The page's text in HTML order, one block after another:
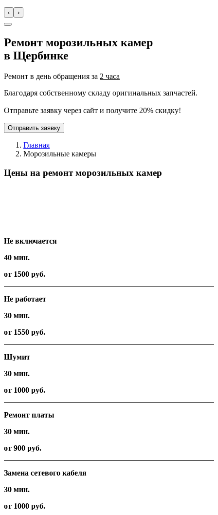
‹ ›
Ремонт морозильных камер
в Щербинке
Ремонт в день обращения за 2 часа
Благодаря собственному складу оригинальных запчастей.
Отправьте заявку через сайт и получите 20% скидку!
Отправить заявку
Главная
Морозильные камеры
Цены на ремонт морозильных камер
Не включается
40 мин.
от 1500 руб.
Не работает
30 мин.
от 1550 руб.
Шумит
30 мин.
от 1000 руб.
Ремонт платы
30 мин.
от 900 руб.
Замена сетевого кабеля
30 мин.
от 1000 руб.